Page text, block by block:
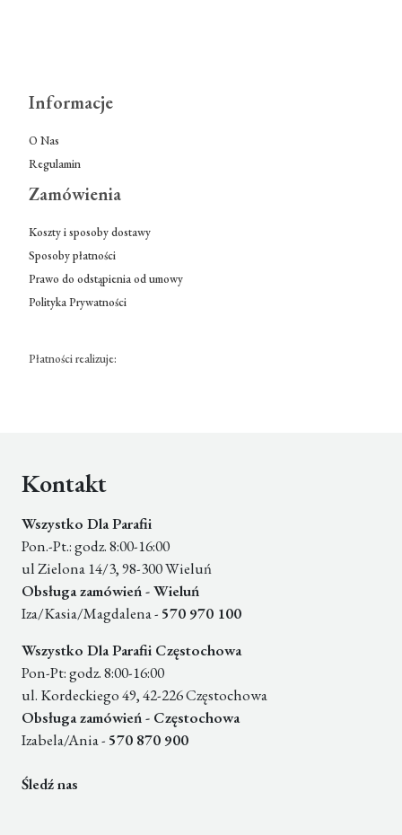
Informacje
O Nas
Regulamin
Zamówienia
Koszty i sposoby dostawy
Sposoby płatności
Prawo do odstąpienia od umowy
Polityka Prywatności
Płatności realizuje:
Kontakt
Wszystko Dla Parafii
Pon.-Pt.: godz. 8:00-16:00
ul Zielona 14/3, 98-300 Wieluń
Obsługa zamówień - Wieluń
Iza/Kasia/Magdalena - 570 970 100
Wszystko Dla Parafii Częstochowa
Pon-Pt: godz. 8:00-16:00
ul. Kordeckiego 49, 42-226 Częstochowa
Obsługa zamówień - Częstochowa
Izabela/Ania - 570 870 900
Śledź nas